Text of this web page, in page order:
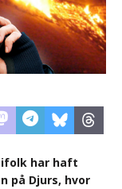
har haft
på Djurs, hvor